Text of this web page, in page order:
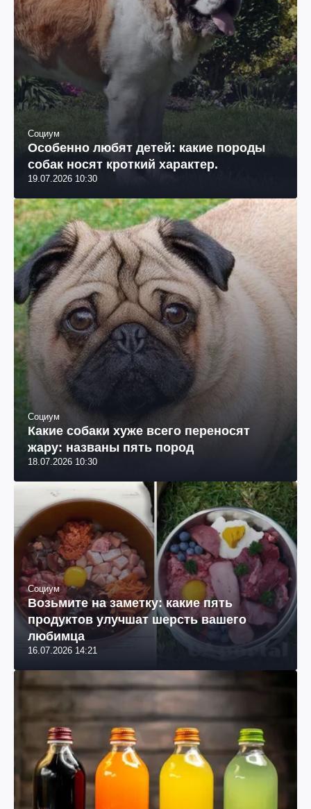
Социум
Особенно любят детей: какие породы
собак носят кроткий характер.
19.07.2026 10:30
Социум
Какие собаки хуже всего переносят
жару: названы пять пород
18.07.2026 10:30
Социум
Возьмите на заметку: какие пять
продуктов улучшат шерсть вашего
любимца
16.07.2026 14:21